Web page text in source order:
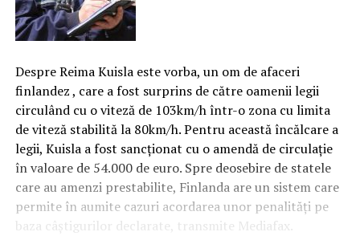
Despre Reima Kuisla este vorba, un om de afaceri
finlandez , care a fost surprins de către oamenii legii
circulând cu o viteză de 103km/h într-o zona cu limita
de viteză stabilită la 80km/h. Pentru această încălcare a
legii, Kuisla a fost sancţionat cu o amendă de circulaţie
în valoare de 54.000 de euro. Spre deosebire de statele
care au amenzi prestabilite, Finlanda are un sistem care
permite în aumite cazuri acordarea unor penalităţi pe
baza câştigurilor declarate, transmite Mediafax.